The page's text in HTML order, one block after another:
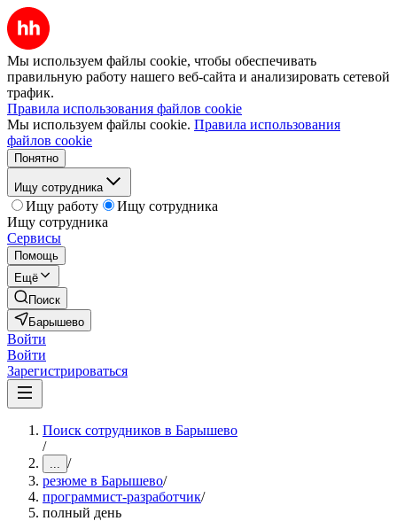
Мы используем файлы cookie, чтобы обеспечивать
правильную работу нашего веб-сайта и анализировать сетевой
трафик.
Правила использования файлов cookie
Мы используем файлы cookie. Правила использования
файлов cookie
Понятно
Ищу сотрудника
Ищу работу
Ищу сотрудника
Ищу сотрудника
Сервисы
Помощь
Ещё
Поиск
Барышево
Войти
Войти
Зарегистрироваться
Поиск сотрудников в Барышево
/
... /
резюме в Барышево/
программист-разработчик/
полный день